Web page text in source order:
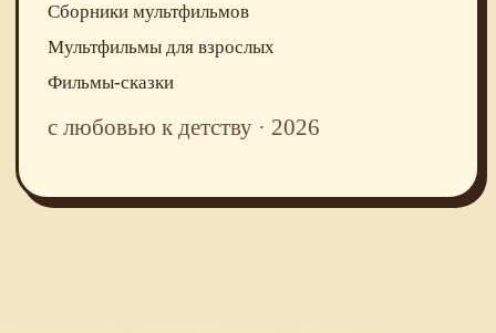
Сборники мультфильмов
Мультфильмы для взрослых
Фильмы-сказки
с любовью к детству · 2026